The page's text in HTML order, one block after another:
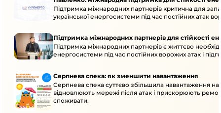
Підтримка міжнародних партнерів критична для
української енергосистеми під час постійних атак
Підтримка міжнародних партнерів для стійкості
Підтримка міжнародних партнерів є життєво
енергосистеми під час постійних ворожих атак і
Серпнева спека: як зменшити навантаження
Серпнева спека суттєво збільшила навантаження
відновлюють мережі після атак і прискорюють
споживати.